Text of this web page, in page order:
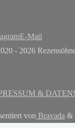
E-Mail
- 2026
&
von Bravada &